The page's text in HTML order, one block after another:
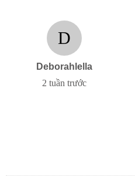
D
Deborahlella
2 tuần trước